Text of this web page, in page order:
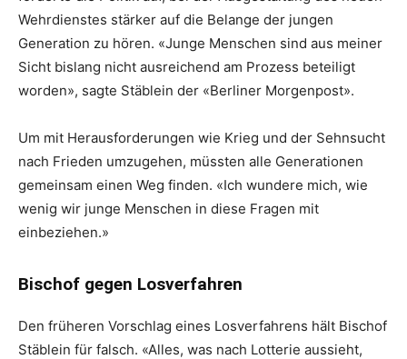
Wehrdienstes stärker auf die Belange der jungen
Generation zu hören. «Junge Menschen sind aus meiner
Sicht bislang nicht ausreichend am Prozess beteiligt
worden», sagte Stäblein der «Berliner Morgenpost».
Um mit Herausforderungen wie Krieg und der Sehnsucht
nach Frieden umzugehen, müssten alle Generationen
gemeinsam einen Weg finden. «Ich wundere mich, wie
wenig wir junge Menschen in diese Fragen mit
einbeziehen.»
Bischof gegen Losverfahren
Den früheren Vorschlag eines Losverfahrens hält Bischof
Stäblein für falsch. «Alles, was nach Lotterie aussieht,